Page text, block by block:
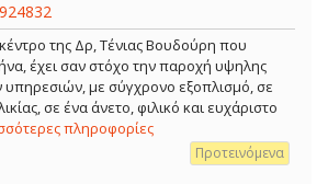
της Δρ, Τένιας Βουδούρη που
έχει σαν στόχο την παροχή υψηλης
υπηρεσιών, με σύγχρονο εξοπλισμό, σε
σε ένα άνετο, φιλικό και ευχάριστο
πληροφορίες
Προτεινόμενα